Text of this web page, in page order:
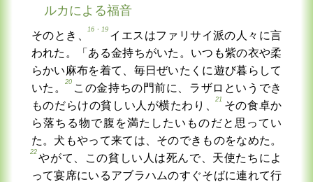
ルカによる福音
そのとき、
16・19
イエスはファリサイ派の人々に言
われた。「ある金持ちがいた。いつも紫の衣や柔
らかい麻布を着て、毎日ぜいたくに遊び暮らして
いた。
20
この金持ちの門前に、ラザロというでき
ものだらけの貧しい人が横たわり、
21
その食卓か
ら落ちる物で腹を満たしたいものだと思ってい
た。犬もやって来ては、そのできものをなめた。
22
やがて、この貧しい人は死んで、天使たちによ
って宴席にいるアブラハムのすぐそばに連れて行